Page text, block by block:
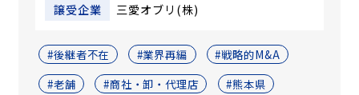
譲受企業
三愛オブリ(株)
#後継者不在 #業界再編
#戦略的M&A
#老舗
#商社・卸・代理店
#熊本県